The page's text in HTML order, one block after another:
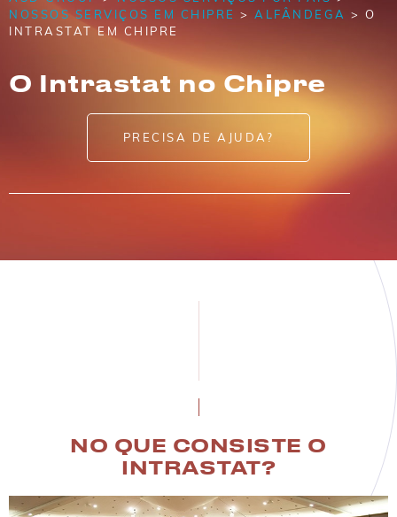
NOSSOS SERVIÇOS EM CHIPRE > ALFÂNDEGA > O
INTRASTAT EM CHIPRE
O Intrastat no Chipre
PRECISA DE AJUDA?
NO QUE CONSISTE O
INTRASTAT?